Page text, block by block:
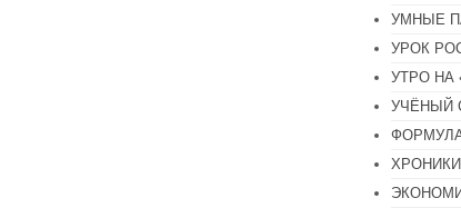
УМНЫЕ
УРОК
УТРО НА
УЧЁНЫЙ